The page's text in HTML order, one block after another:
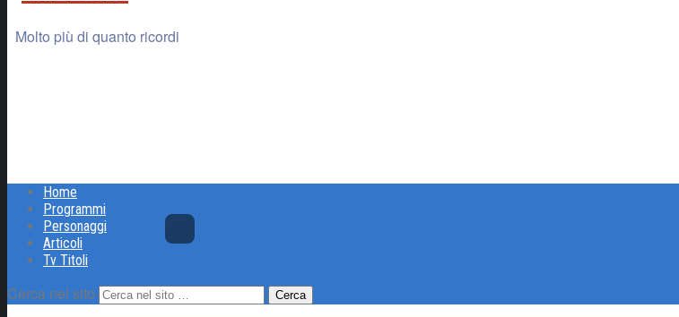
Molto più di quanto ricordi
Home
Programmi
Personaggi
Articoli
Tv Titoli
Cerca nel sito